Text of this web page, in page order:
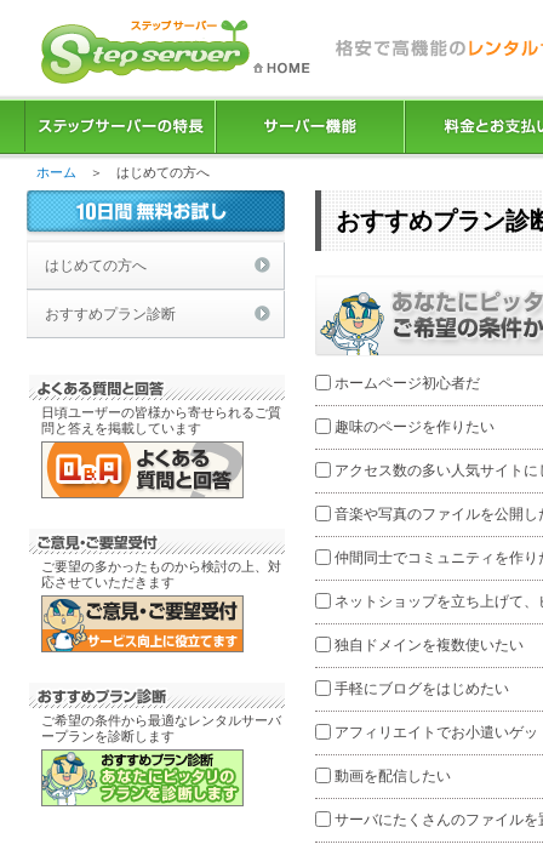
ホーム ＞ はじめての方へ
はじめての方へ
おすすめプラン診断
日頃ユーザーの皆様から寄せられるご質
問と答えを掲載しています
ご要望の多かったものから検討の上、対
応させていただきます
ご希望の条件から最適なレンタルサーバ
ープランを診断します
おすすめプラン診
ホームページ初心者だ
趣味のページを作りたい
アクセス数の多い人気サイトに
音楽や写真のファイルを公開し
仲間同士でコミュニティを作り
ネットショップを立ち上げて
独自ドメインを複数使いたい
手軽にブログをはじめたい
アフィリエイトでお小遣いゲッ
動画を配信したい
サーバにたくさんのファイルを